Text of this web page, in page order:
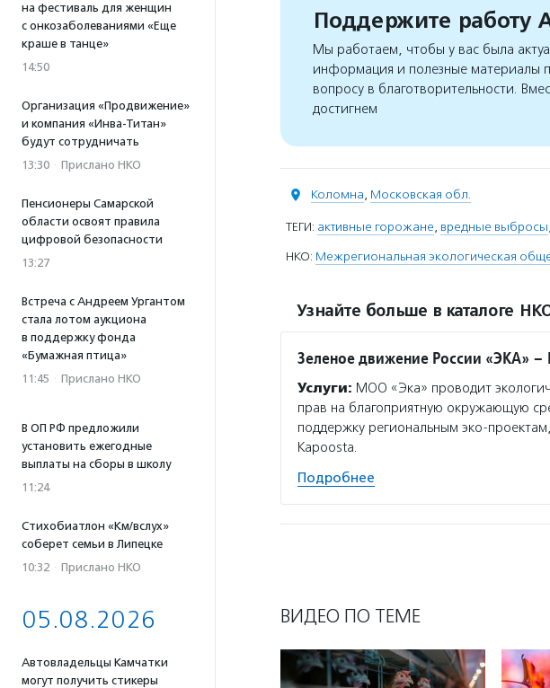
на фестиваль для женщин
с онкозаболеваниями «Еще
краше в танце»
14:50
Организация «Продвижение»
и компания «Инва-Титан»
будут сотрудничать
13:30 · Прислано НКО
Пенсионеры Самарской
области освоят правила
цифровой безопасности
13:27
Встреча с Андреем Ургантом
стала лотом аукциона
в поддержку фонда
«Бумажная птица»
11:45 · Прислано НКО
В ОП РФ предложили
установить ежегодные
выплаты на сборы в школу
11:24
Стихобиатлон «Км/вслух»
соберет семьи в Липецке
10:32 · Прислано НКО
05.08.2026
Автовладельцы Камчатки
могут получить стикеры
Поддержите работу
Мы работаем, чтобы у вас была
информация и полезные материалы
вопросу в благотворительности.
достигнем
Коломна, Московская обл.
ТЕГИ: активные горожане, вредные выбросы,
НКО: Межрегиональная экологическая
Узнайте больше в каталоге
Зеленое движение России «ЭКА» –
Услуги: МОО «Эка» проводит
прав на благоприятную окружающую
поддержку региональным эко-
Kapoosta.
Подробнее
ВИДЕО ПО ТЕМЕ